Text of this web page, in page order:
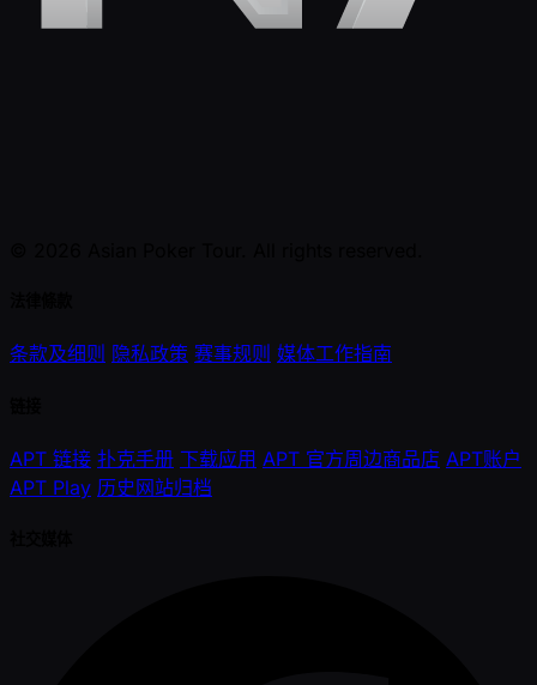
条款及细则 隐私政策 赛事规则 媒体工作指南
APT 链接 扑克手册 下载应用 APT 官方周边商品店 APT账户
APT Play 历史网站归档